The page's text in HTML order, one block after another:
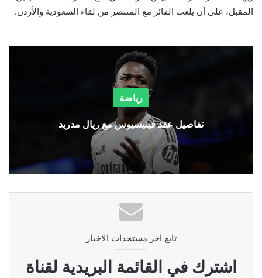
المقبل، على أن يلعب الفائز مع المنتصر من لقاء السعودية والأردن.
رياضة
تفاصيل عقد فينيسيوس مع ريال مدريد
تابع اخر مستجدات الاخبار
اشترك في القائمة البريدية لقناة